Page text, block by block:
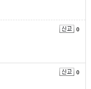
0
0